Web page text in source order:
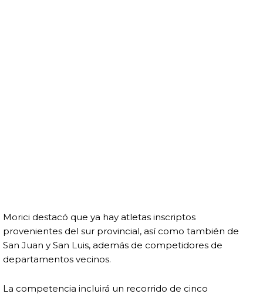
Morici destacó que ya hay atletas inscriptos
provenientes del sur provincial, así como también de
San Juan y San Luis, además de competidores de
departamentos vecinos.
La competencia incluirá un recorrido de cinco